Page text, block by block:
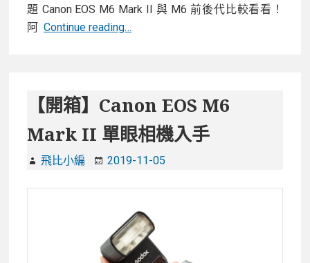
題 Canon EOS M6 Mark II 與 M6 前後代比較看看！
阿 Continue reading…
II
相
入
手
【開箱】Canon EOS M6
Mark II 單眼相機入手
飛比小編 2019-11-05